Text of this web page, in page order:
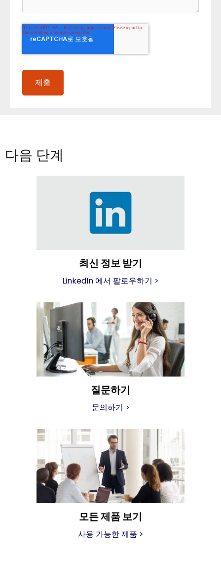
다음 단계
최신 정보 받기
LinkedIn 에서 팔로우하기 >
질문하기
문의하기 >
모든 제품 보기
사용 가능한 제품 >